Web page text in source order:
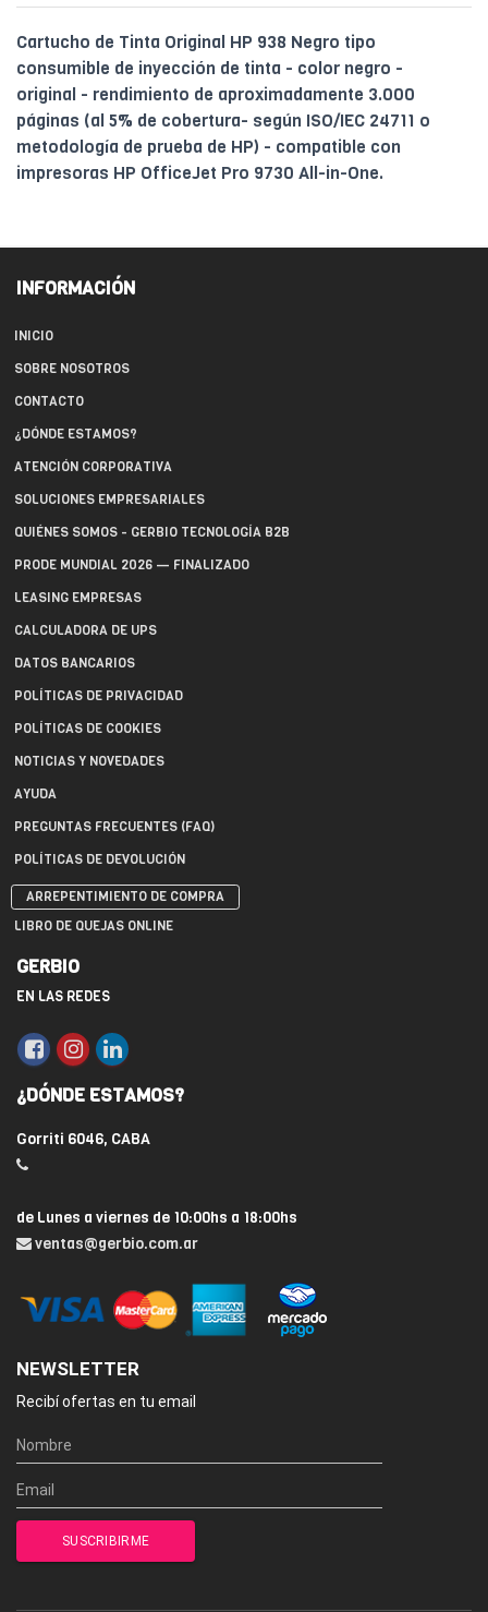
Cartucho de Tinta Original HP 938 Negro tipo
consumible de inyección de tinta - color negro -
original - rendimiento de aproximadamente 3.000
páginas (al 5% de cobertura- según ISO/IEC 24711 o
metodología de prueba de HP) - compatible con
impresoras HP OfficeJet Pro 9730 All-in-One.
INFORMACIÓN
INICIO
SOBRE NOSOTROS
CONTACTO
¿DÓNDE ESTAMOS?
ATENCIÓN CORPORATIVA
SOLUCIONES EMPRESARIALES
QUIÉNES SOMOS - GERBIO TECNOLOGÍA B2B
PRODE MUNDIAL 2026 — FINALIZADO
LEASING EMPRESAS
CALCULADORA DE UPS
DATOS BANCARIOS
POLÍTICAS DE PRIVACIDAD
POLÍTICAS DE COOKIES
NOTICIAS Y NOVEDADES
AYUDA
PREGUNTAS FRECUENTES (FAQ)
POLÍTICAS DE DEVOLUCIÓN
ARREPENTIMIENTO DE COMPRA
LIBRO DE QUEJAS ONLINE
GERBIO
EN LAS REDES
¿DÓNDE ESTAMOS?
Gorriti 6046, CABA
de Lunes a viernes de 10:00hs a 18:00hs
ventas@gerbio.com.ar
NEWSLETTER
Recibí ofertas en tu email